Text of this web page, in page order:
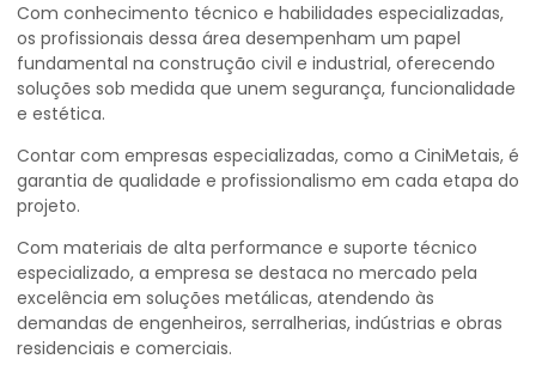
Com conhecimento técnico e habilidades especializadas,
os profissionais dessa área desempenham um papel
fundamental na construção civil e industrial, oferecendo
soluções sob medida que unem segurança, funcionalidade
e estética.
Contar com empresas especializadas, como a CiniMetais, é
garantia de qualidade e profissionalismo em cada etapa do
projeto.
Com materiais de alta performance e suporte técnico
especializado, a empresa se destaca no mercado pela
excelência em soluções metálicas, atendendo às
demandas de engenheiros, serralherias, indústrias e obras
residenciais e comerciais.